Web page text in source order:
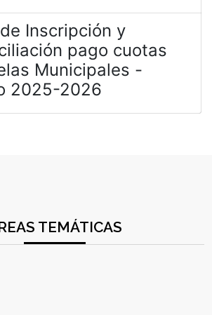
Inscripción y
pago cuotas
Municipales -
2025-2026
TEMÁTICAS